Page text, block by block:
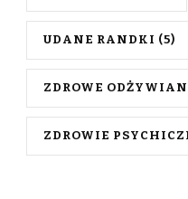
UDANE RANDKI (5)
ZDROWE
ZDROWIE